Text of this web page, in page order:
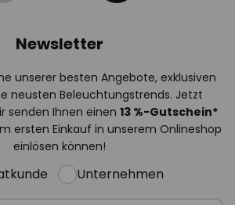
Newsletter
unserer besten Angebote, exklusiven
neusten Beleuchtungstrends. Jetzt
senden Ihnen einen 13 %-Gutschein*
ersten Einkauf in unserem Onlineshop
einlösen können!
Unternehmen